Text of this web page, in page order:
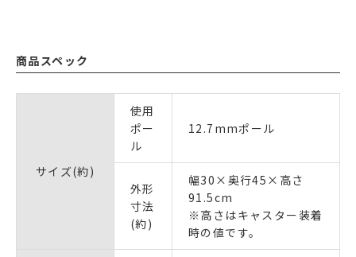
商品スペック
サイズ(約)
使用
ポー
ル
12.7mmポール
外形
寸法
(約)
幅30×奥行45×高さ
91.5cm
※高さはキャスター装着
時の値です。